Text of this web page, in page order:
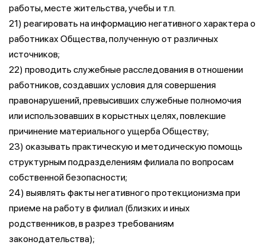
работы, месте жительства, учебы и т.п.
21) реагировать на информацию негативного характера о
работниках Общества, полученную от различных
источников;
22) проводить служебные расследования в отношении
работников, создавших условия для совершения
правонарушений, превысивших служебные полномочия
или использовавших в корыстных целях, повлекшие
причинение материального ущерба Обществу;
23) оказывать практическую и методическую помощь
структурным подразделениям филиала по вопросам
собственной безопасности;
24) выявлять факты негативного протекционизма при
приеме на работу в филиал (близких и иных
родственников, в разрез требованиям
законодательства);